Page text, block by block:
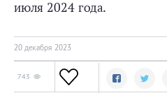
июля 2024 года.
20 декабря 2023
743